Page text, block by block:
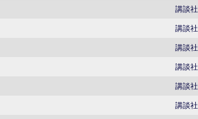
講談社
講談社
講談社
講談社
講談社
講談社